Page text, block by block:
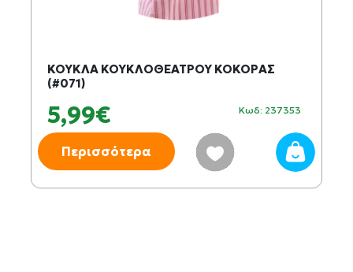
ΚΟΥΚΛΑ ΚΟΥΚΛΟΘΕΑΤΡΟΥ ΚΟΚΟΡΑΣ
(#071)
5,99€ Κωδ: 237353
Περισσότερα